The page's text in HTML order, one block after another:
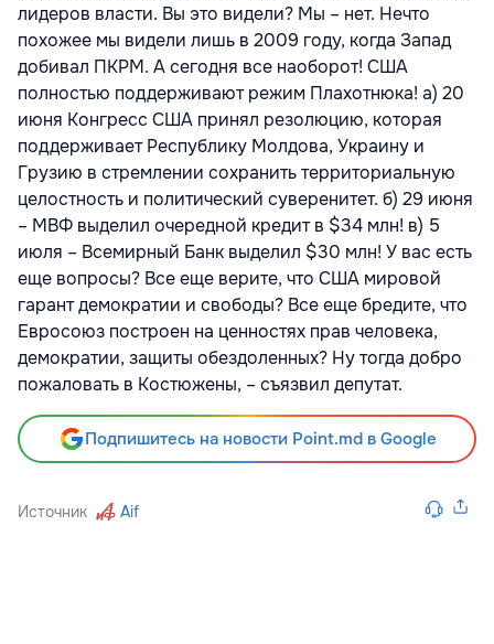
лидеров власти. Вы это видели? Мы – нет. Нечто
похожее мы видели лишь в 2009 году, когда Запад
добивал ПКРМ. А сегодня все наоборот! США
полностью поддерживают режим Плахотнюка! а) 20
июня Конгресс США принял резолюцию, которая
поддерживает Республику Молдова, Украину и
Грузию в стремлении сохранить территориальную
целостность и политический суверенитет. б) 29 июня
– МВФ выделил очередной кредит в $34 млн! в) 5
июля – Всемирный Банк выделил $30 млн! У вас есть
еще вопросы? Все еще верите, что США мировой
гарант демократии и свободы? Все еще бредите, что
Евросоюз построен на ценностях прав человека,
демократии, защиты обездоленных? Ну тогда добро
пожаловать в Костюжены, – съязвил депутат.
Подпишитесь на новости Point.md в Google
Источник Aif